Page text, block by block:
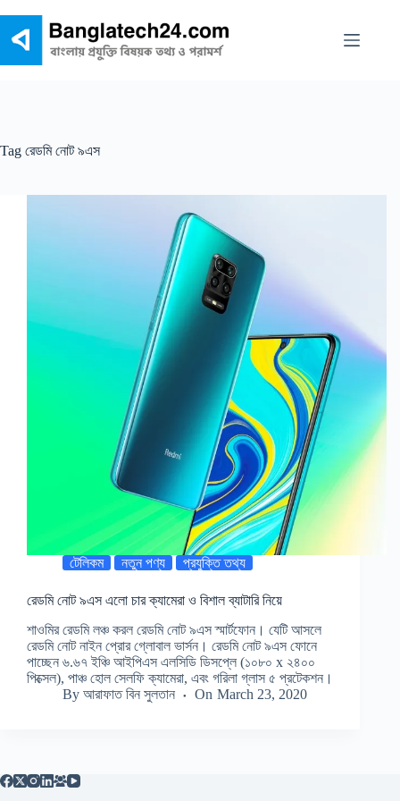
content
Tag রেডমি নোট ৯এস
টেলিকম নতুন পণ্য প্রযুক্তি তথ্য
রেডমি নোট ৯এস এলো চার ক্যামেরা ও বিশাল ব্যাটারি নিয়ে
শাওমির রেডমি লঞ্চ করল রেডমি নোট ৯এস স্মার্টফোন। যেটি আসলে
রেডমি নোট নাইন প্রোর গ্লোবাল ভার্সন। রেডমি নোট ৯এস ফোনে
পাচ্ছেন ৬.৬৭ ইঞ্চি আইপিএস এলসিডি ডিসপ্লে (১০৮০ x ২৪০০
পিক্সেল), পাঞ্চ হোল সেলফি ক্যামেরা, এবং গরিলা গ্লাস ৫ প্রটেকশন।
By আরাফাত বিন সুলতান On March 23, 2020